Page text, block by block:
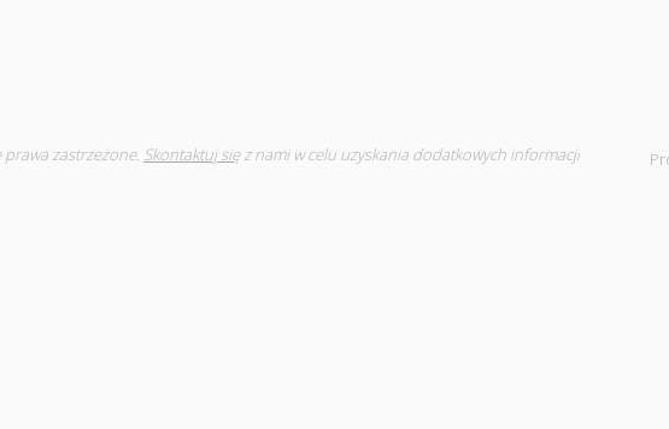
prawa zastrzeżone. Skontaktuj sięz nami w celu uzyskania dodatkowych informacji